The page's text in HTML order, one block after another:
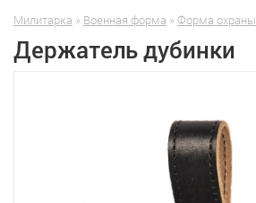
Милитарка » Военная форма » Форма охраны
Держатель дубинки